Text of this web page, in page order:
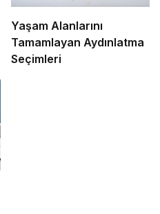
Yaşam Alanlarını
Tamamlayan Aydınlatma
Seçimleri